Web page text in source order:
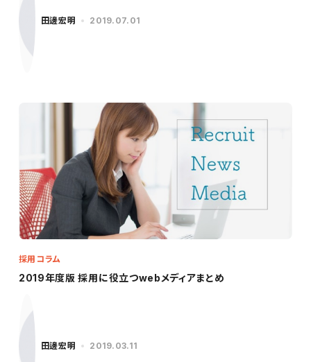
田邊宏明 2019.07.01
2019年度版 採用に役立つwebメディアまとめ
採用コラム
田邊宏明 2019.03.11